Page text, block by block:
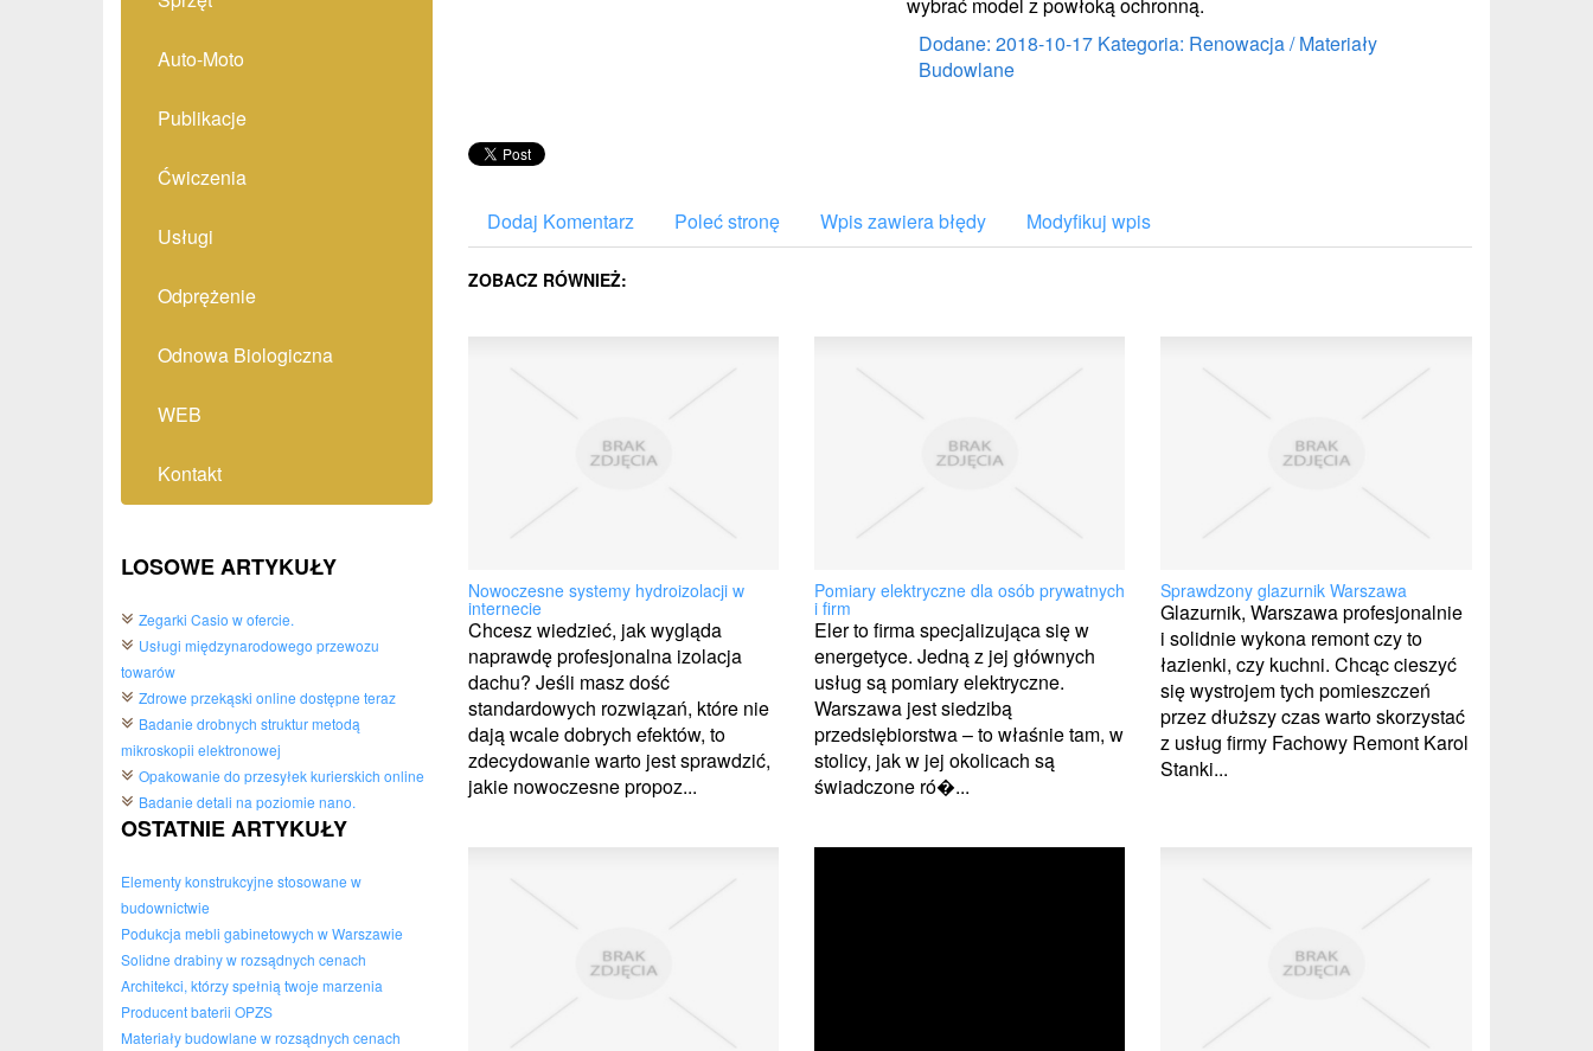
Auto-Moto
Publikacje
Ćwiczenia
Usługi
Odprężenie
Odnowa Biologiczna
WEB
Kontakt
LOSOWE ARTYKUŁY
Zegarki Casio w ofercie.
Usługi międzynarodowego przewozu
towarów
Zdrowe przekąski online dostępne teraz
Badanie drobnych struktur metodą
mikroskopii elektronowej
Opakowanie do przesyłek kurierskich online
Badanie detali na poziomie nano.
OSTATNIE ARTYKUŁY
Elementy konstrukcyjne stosowane w
budownictwie
Podukcja mebli gabinetowych w Warszawie
Solidne drabiny w rozsądnych cenach
Architekci, którzy spełnią twoje marzenia
Producent baterii OPZS
Materiały budowlane w rozsądnych cenach
Dodane: 2018-10-17 Kategoria: Renowacja / Materiały
Budowlane
Dodaj Komentarz Poleć stronę Wpis zawiera błędy Modyfikuj wpis
ZOBACZ RÓWNIEŻ:
Nowoczesne systemy hydroizolacji w
internecie
Chcesz wiedzieć, jak wygląda
naprawdę profesjonalna izolacja
dachu? Jeśli masz dość
standardowych rozwiązań, które nie
dają wcale dobrych efektów, to
zdecydowanie warto jest sprawdzić,
jakie nowoczesne propoz...
Pomiary elektryczne dla osób prywatnych
i firm
Eler to firma specjalizująca się w
energetyce. Jedną z jej głównych
usług są pomiary elektryczne.
Warszawa jest siedzibą
przedsiębiorstwa – to właśnie tam, w
stolicy, jak w jej okolicach są
świadczone ró�...
Sprawdzony glazurnik Warszawa
Glazurnik, Warszawa profesjonalnie
i solidnie wykona remont czy to
łazienki, czy kuchni. Chcąc cieszyć
się wystrojem tych pomieszczeń
przez dłuższy czas warto skorzystać
z usług firmy Fachowy Remont Karol
Stanki...